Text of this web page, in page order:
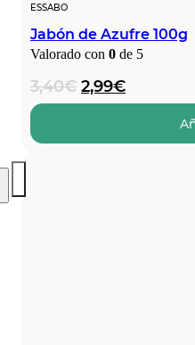
ESSABO
Jabón de Azufre 100g
Valorado con 0 de 5
3,40€ El
precio
era:
2,99€El
precio
es: